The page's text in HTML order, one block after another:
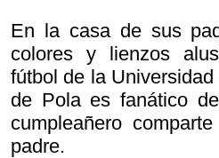
En la casa de sus
colores y lienzos
fútbol de la
de Pola es fanático
cumpleañero
padre.